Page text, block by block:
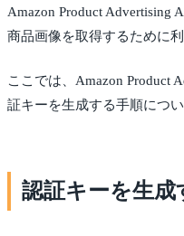
Amazon Product Advertising
商品画像を取得するために利
ここでは、Amazon Product
証キーを生成する手順につ
認証キーを生成